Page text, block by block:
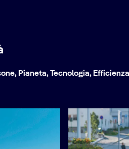
Pianeta, Tecnologia,